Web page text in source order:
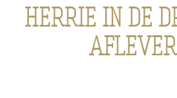
HERRIE IN DE